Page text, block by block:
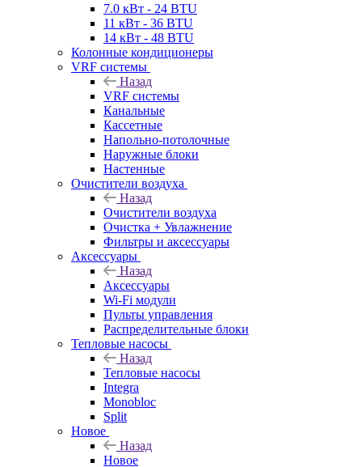
7.0 кВт - 24 BTU
11 кВт - 36 BTU
14 кВт - 48 BTU
Колонные кондиционеры
VRF системы
Назад
VRF системы
Канальные
Кассетные
Напольно-потолочные
Наружные блоки
Настенные
Очистители воздуха
Назад
Очистители воздуха
Очистка + Увлажнение
Фильтры и аксессуары
Аксессуары
Назад
Аксессуары
Wi-Fi модули
Пульты управления
Распределительные блоки
Тепловые насосы
Назад
Тепловые насосы
Integra
Monobloc
Split
Новое
Назад
Новое